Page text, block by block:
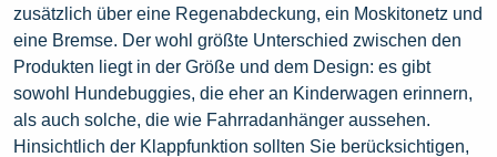
zusätzlich über eine Regenabdeckung, ein Moskitonetz und
eine Bremse. Der wohl größte Unterschied zwischen den
Produkten liegt in der Größe und dem Design: es gibt
sowohl Hundebuggies, die eher an Kinderwagen erinnern,
als auch solche, die wie Fahrradanhänger aussehen.
Hinsichtlich der Klappfunktion sollten Sie berücksichtigen,